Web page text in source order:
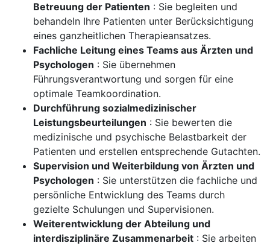
Betreuung der Patienten : Sie begleiten und
behandeln Ihre Patienten unter Berücksichtigung
eines ganzheitlichen Therapieansatzes.
Fachliche Leitung eines Teams aus Ärzten und
Psychologen : Sie übernehmen
Führungsverantwortung und sorgen für eine
optimale Teamkoordination.
Durchführung sozialmedizinischer
Leistungsbeurteilungen : Sie bewerten die
medizinische und psychische Belastbarkeit der
Patienten und erstellen entsprechende Gutachten.
Supervision und Weiterbildung von Ärzten und
Psychologen : Sie unterstützen die fachliche und
persönliche Entwicklung des Teams durch
gezielte Schulungen und Supervisionen.
Weiterentwicklung der Abteilung und
interdisziplinäre Zusammenarbeit : Sie arbeiten